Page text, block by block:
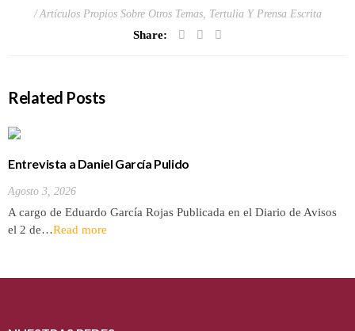
Artículos Propios Sobre Otros Temas, Tertulia Y Prensa Escrita
Share:
Related Posts
Entrevista a Daniel García Pulido
Agosto 3, 2026
A cargo de Eduardo García Rojas Publicada en el Diario de Avisos
el 2 de…Read more